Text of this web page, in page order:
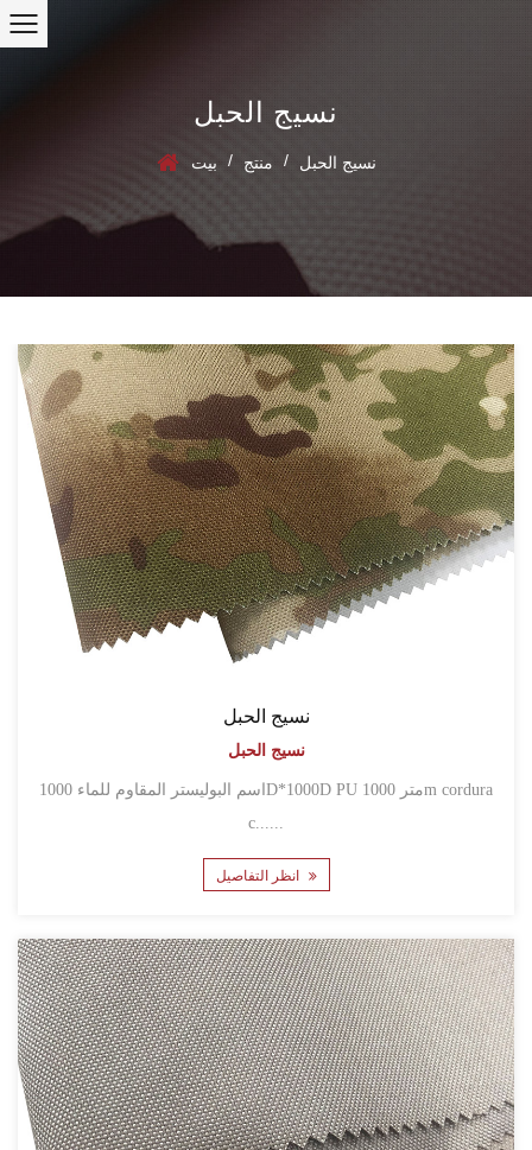
نسيج الحبل
بيت / منتج / نسيج الحبل
نسيج الحبل
نسيج الحبل
اسم البوليستر المقاوم للماء 1000D*1000D PU 1000 مترm cordura
c......
انظر التفاصيل